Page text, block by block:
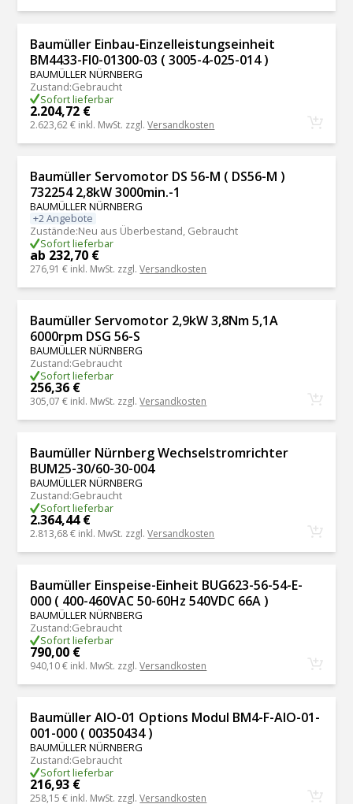
Baumüller Einbau-Einzelleistungseinheit
BM4433-FI0-01300-03 ( 3005-4-025-014 )
BAUMÜLLER NÜRNBERG
Zustand:Gebraucht
Sofort lieferbar
2.204,72 €
2.623,62 € inkl. MwSt. zzgl.Versandkosten
Baumüller Servomotor DS 56-M ( DS56-M )
732254 2,8kW 3000min.-1
BAUMÜLLER NÜRNBERG
+2 Angebote
Zustände:Neu aus Überbestand, Gebraucht
Sofort lieferbar
ab 232,70 €
276,91 € inkl. MwSt. zzgl.Versandkosten
Baumüller Servomotor 2,9kW 3,8Nm 5,1A
6000rpm DSG 56-S
BAUMÜLLER NÜRNBERG
Zustand:Gebraucht
Sofort lieferbar
256,36 €
305,07 € inkl. MwSt. zzgl.Versandkosten
Baumüller Nürnberg Wechselstromrichter
BUM25-30/60-30-004
BAUMÜLLER NÜRNBERG
Zustand:Gebraucht
Sofort lieferbar
2.364,44 €
2.813,68 € inkl. MwSt. zzgl.Versandkosten
Baumüller Einspeise-Einheit BUG623-56-54-E-
000 ( 400-460VAC 50-60Hz 540VDC 66A )
BAUMÜLLER NÜRNBERG
Zustand:Gebraucht
Sofort lieferbar
790,00 €
940,10 € inkl. MwSt. zzgl.Versandkosten
Baumüller AIO-01 Options Modul BM4-F-AIO-01-
001-000 ( 00350434 )
BAUMÜLLER NÜRNBERG
Zustand:Gebraucht
Sofort lieferbar
216,93 €
258,15 € inkl. MwSt. zzgl.Versandkosten